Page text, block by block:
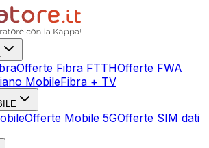
Offerte Fibra FTTHOfferte FWA
MobileFibra + TV
Offerte Mobile 5GOfferte SIM dati